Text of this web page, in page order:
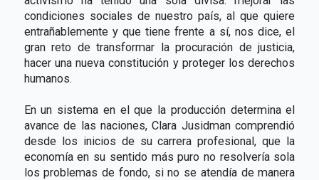
condiciones sociales de nuestro país, al que quiere
entrañablemente y que tiene frente a sí, nos dice, el
gran reto de transformar la procuración de justicia,
hacer una nueva constitución y proteger los derechos
humanos.
En un sistema en el que la producción determina el
avance de las naciones, Clara Jusidman comprendió
desde los inicios de su carrera profesional, que la
economía en su sentido más puro no resolvería sola
los problemas de fondo, si no se atendía de manera